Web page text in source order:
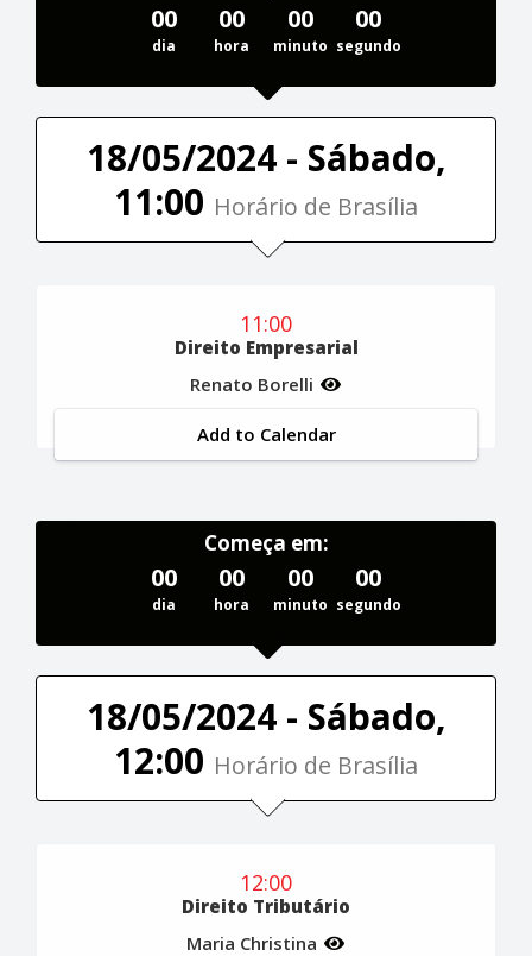
00
dia
00
hora
00
minuto
00
segundo
18/05/2024 - Sábado,
11:00 Horário de Brasília
11:00
Direito Empresarial
Renato Borelli
Add to Calendar
Começa em:
00
dia
00
hora
00
minuto
00
segundo
18/05/2024 - Sábado,
12:00 Horário de Brasília
12:00
Direito Tributário
Maria Christina